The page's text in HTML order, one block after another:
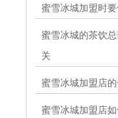
蜜雪冰城加盟时
蜜雪冰城的茶饮
关
蜜雪冰城加盟店的
蜜雪冰城加盟店